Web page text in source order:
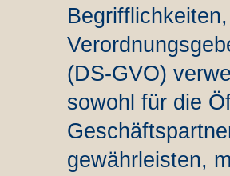
(DS-GVO)
sowohl für die
gewährleisten,